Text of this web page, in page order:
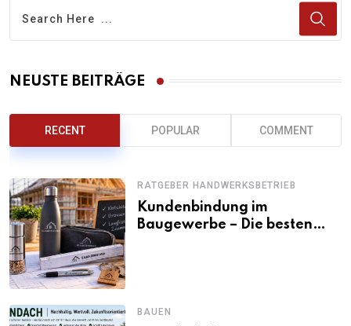
NEUSTE BEITRÄGE
RECENT POPULAR COMMENT
RATGEBER HANDWERKSBETRIEB
Kundenbindung im
Baugewerbe – Die besten
BAUEN